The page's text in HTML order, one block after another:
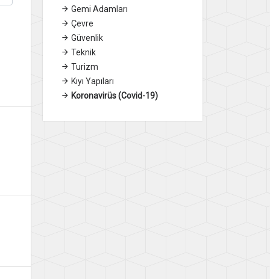
Gemi Adamları
Çevre
Güvenlik
Teknik
Turizm
Kıyı Yapıları
Koronavirüs (Covid-19)